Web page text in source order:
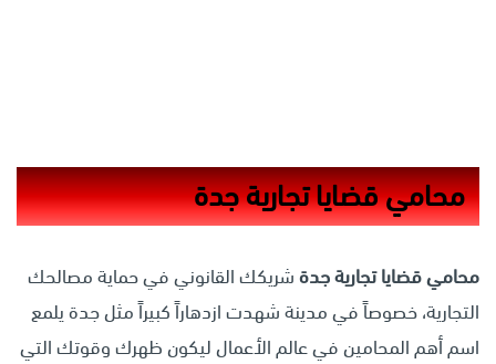
محامي قضايا تجارية جدة
محامي قضايا تجارية جدةشريكك القانوني في حماية مصالحك
التجارية، خصوصاً في مدينة شهدت ازدهاراً كبيراً مثل جدة يلمع
اسم أهم المحامين في عالم الأعمال ليكون ظهرك وقوتك التي